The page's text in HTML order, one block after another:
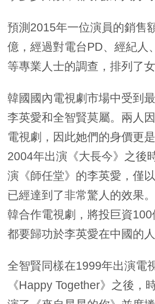
預測2015年一位演員的銷售
億，經過對電台PD、經紀人
等專業人士的調查，排列了女
韓國國內電視劇市場中受到
李英愛和全智賢莫屬。兩人
電視劇，因此她們的身價更是
2004年出演《大長今》之後
演《師任堂》的李英愛，僅
已經達到了非常驚人的效果
韓合作電視劇，將投巨資100
都要歸功於李英愛在中國的人
全智賢同樣在1999年出演電
《Happy Together》之後，